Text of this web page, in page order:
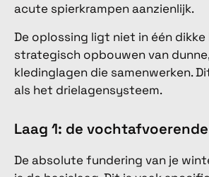
acute spierkrampen aanzienlijk.
De oplossing ligt niet in één dikke
strategisch opbouwen van
kledinglagen die samenwerken.
als het drielagensysteem.
Laag 1: de
De absolute fundering van je